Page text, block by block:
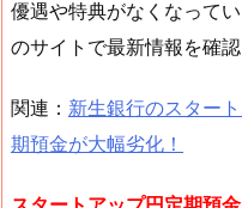
優遇や特典がなくなって
のサイトで最新情報を確認
関連： 新生銀行のスター
期預金が大幅劣化！